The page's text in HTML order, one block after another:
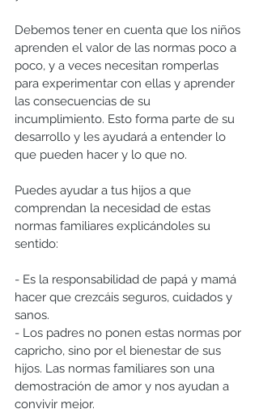
Debemos tener en cuenta que los niños
aprenden el valor de las normas poco a
poco, y a veces necesitan romperlas
para experimentar con ellas y aprender
las consecuencias de su
incumplimiento. Esto forma parte de su
desarrollo y les ayudará a entender lo
que pueden hacer y lo que no.
Puedes ayudar a tus hijos a que
comprendan la necesidad de estas
normas familiares explicándoles su
sentido:
- Es la responsabilidad de papá y mamá
hacer que crezcáis seguros, cuidados y
sanos.
- Los padres no ponen estas normas por
capricho, sino por el bienestar de sus
hijos. Las normas familiares son una
demostración de amor y nos ayudan a
convivir mejor.